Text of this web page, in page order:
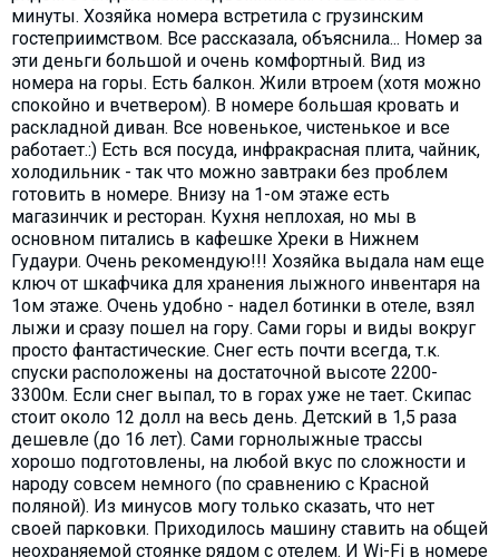
минуты. Хозяйка номера встретила с грузинским
гостеприимством. Все рассказала, объяснила... Номер за
эти деньги большой и очень комфортный. Вид из
номера на горы. Есть балкон. Жили втроем (хотя можно
спокойно и вчетвером). В номере большая кровать и
раскладной диван. Все новенькое, чистенькое и все
работает.:) Есть вся посуда, инфракрасная плита, чайник,
холодильник - так что можно завтраки без проблем
готовить в номере. Внизу на 1-ом этаже есть
магазинчик и ресторан. Кухня неплохая, но мы в
основном питались в кафешке Хреки в Нижнем
Гудаури. Очень рекомендую!!! Хозяйка выдала нам еще
ключ от шкафчика для хранения лыжного инвентаря на
1ом этаже. Очень удобно - надел ботинки в отеле, взял
лыжи и сразу пошел на гору. Сами горы и виды вокруг
просто фантастические. Снег есть почти всегда, т.к.
спуски расположены на достаточной высоте 2200-
3300м. Если снег выпал, то в горах уже не тает. Скипас
стоит около 12 долл на весь день. Детский в 1,5 раза
дешевле (до 16 лет). Сами горнолыжные трассы
хорошо подготовлены, на любой вкус по сложности и
народу совсем немного (по сравнению с Красной
поляной). Из минусов могу только сказать, что нет
своей парковки. Приходилось машину ставить на общей
неохраняемой стоянке рядом с отелем. И Wi-Fi в номере